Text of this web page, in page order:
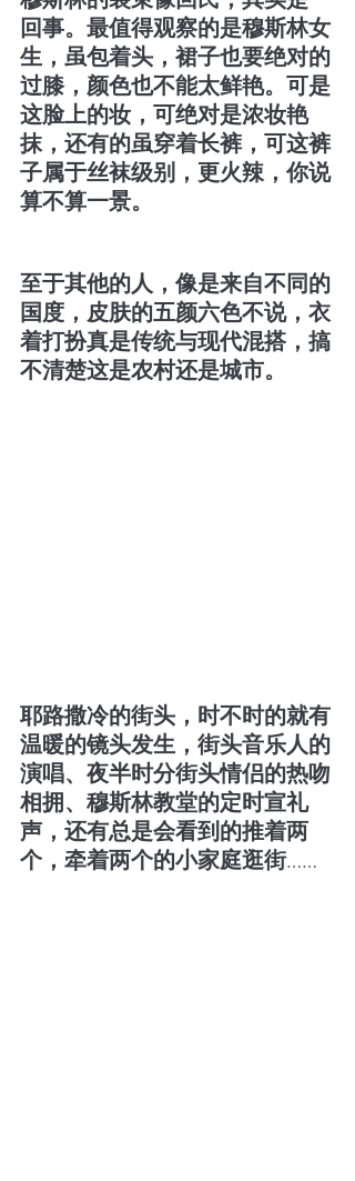
回事。最值得观察的是穆斯林女
生，虽包着头，裙子也要绝对的
过膝，颜色也不能太鲜艳。可是
这脸上的妆，可绝对是浓妆艳
抹，还有的虽穿着长裤，可这裤
子属于丝袜级别，更火辣，你说
算不算一景。
至于其他的人，像是来自不同的
国度，皮肤的五颜六色不说，衣
着打扮真是传统与现代混搭，搞
不清楚这是农村还是城市。
耶路撒冷的街头，时不时的就有
温暖的镜头发生，街头音乐人的
演唱、夜半时分街头情侣的热吻
相拥、穆斯林教堂的定时宣礼
声，还有总是会看到的推着两
个，牵着两个的小家庭逛街……